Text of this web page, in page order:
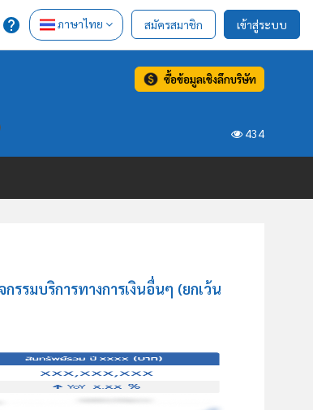
ภาษาไทย สมัครสมาชิก เข้าสู่ระบบ
ซื้อข้อมูลเชิงลึกบริษัท
434
รรมบริการทางการเงินอื่นๆ (ยกเว้น